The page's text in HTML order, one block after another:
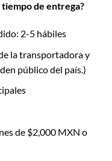
tiempo de entrega?
2-5 hábiles
la transportadora y
público del país.)
de $2,000 MXN o